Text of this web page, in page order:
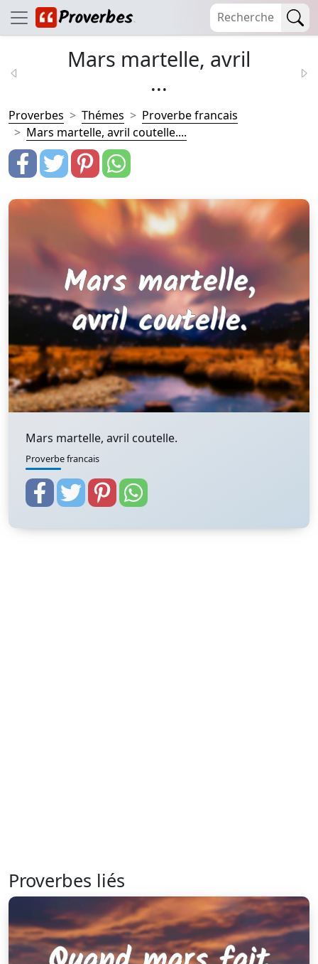
Mars martelle, avril
...
Proverbes Thémes
Proverbe francais
Mars martelle, avril coutelle....
Mars martelle, avril coutelle.
Proverbe francais
Proverbes liés